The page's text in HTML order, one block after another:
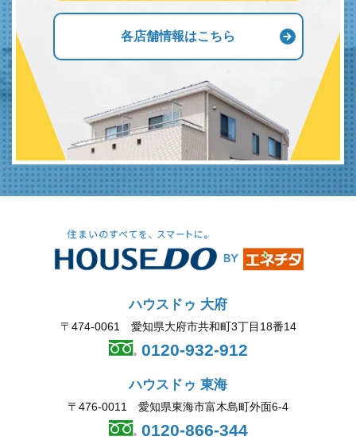
各店舗情報はこちら
ハウスドゥ 大府
〒474-0061 愛知県大府市共和町3丁目18番14
0120-932-912
ハウスドゥ 東海
〒476-0011 愛知県東海市富木島町外面6-4
0120-866-344